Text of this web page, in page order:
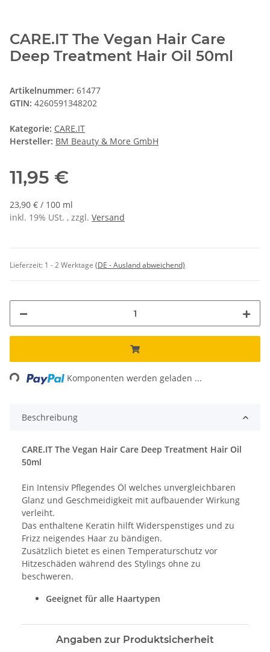
CARE.IT The Vegan Hair Care
Deep Treatment Hair Oil 50ml
Artikelnummer: 61477
GTIN: 4260591348202
Kategorie: CARE.IT
Hersteller: BM Beauty & More GmbH
11,95 €
23,90 € / 100 ml
inkl. 19% USt. , zzgl. Versand
Lieferzeit: 1 - 2 Werktage (DE - Ausland abweichend)
Loading... Komponenten werden geladen ...
Beschreibung
CARE.IT The Vegan Hair Care Deep Treatment Hair Oil
50ml
Ein Intensiv Pflegendes Öl welches unvergleichbaren
Glanz und Geschmeidigkeit mit aufbauender Wirkung
verleiht.
Das enthaltene Keratin hilft Widerspenstiges und zu
Frizz neigendes Haar zu bändigen.
Zusätzlich bietet es einen Temperaturschutz vor
Hitzeschäden während des Stylings ohne zu
beschweren.
Geeignet für alle Haartypen
Angaben zur Produktsicherheit